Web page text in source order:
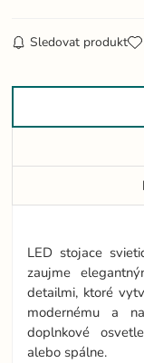
Sledovat produkt
LED stojace
zaujme
detailmi, ktoré
modernému a
doplnkové
alebo spálne.